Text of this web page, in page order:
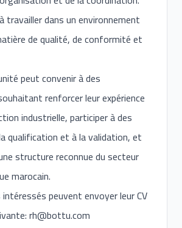
travailler dans un environnement
de qualité, de conformité et
peut convenir à des
renforcer leur expérience
industrielle, participer à des
qualification et à la validation, et
structure reconnue du secteur
marocain.
peuvent envoyer leur CV
rh@bottu.com